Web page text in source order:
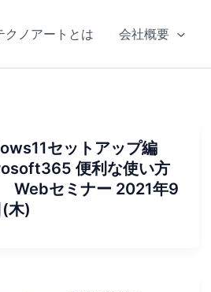
クノアートとは 会社概要
セットアップ編
便利な使い方
Webセミナー 2021年9
木)